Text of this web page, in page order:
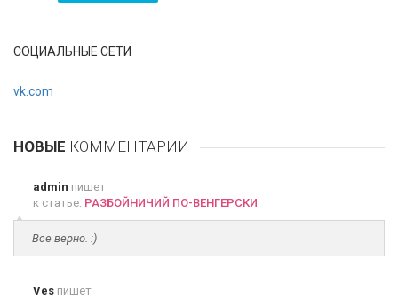
СОЦИАЛЬНЫЕ СЕТИ
vk.com
НОВЫЕ КОММЕНТАРИИ
admin пишет
к статье: РАЗБОЙНИЧИЙ ПО-ВЕНГЕРСКИ
Все верно. :)
Ves пишет